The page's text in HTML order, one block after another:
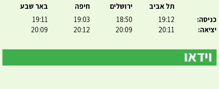
כניסה:
יציאה:
תל אביב
19:12
20:11
ירושלים
18:50
20:09
חיפה
19:03
20:12
באר שבע
19:11
20:09